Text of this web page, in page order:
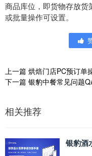
商品库位，即货物存放
或批量操作可设置。
上一篇 烘焙门店PC预订单
下一篇 银豹中餐常见问题
相关推荐
银豹酒